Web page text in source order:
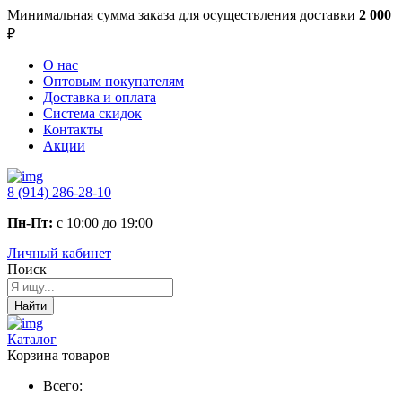
Минимальная сумма заказа для осуществления доставки 2 000
₽
О нас
Оптовым покупателям
Доставка и оплата
Система скидок
Контакты
Акции
8 (914) 286-28-10
Пн-Пт: с 10:00 до 19:00
Личный кабинет
Поиск
Найти
Каталог
Корзина товаров
Всего: